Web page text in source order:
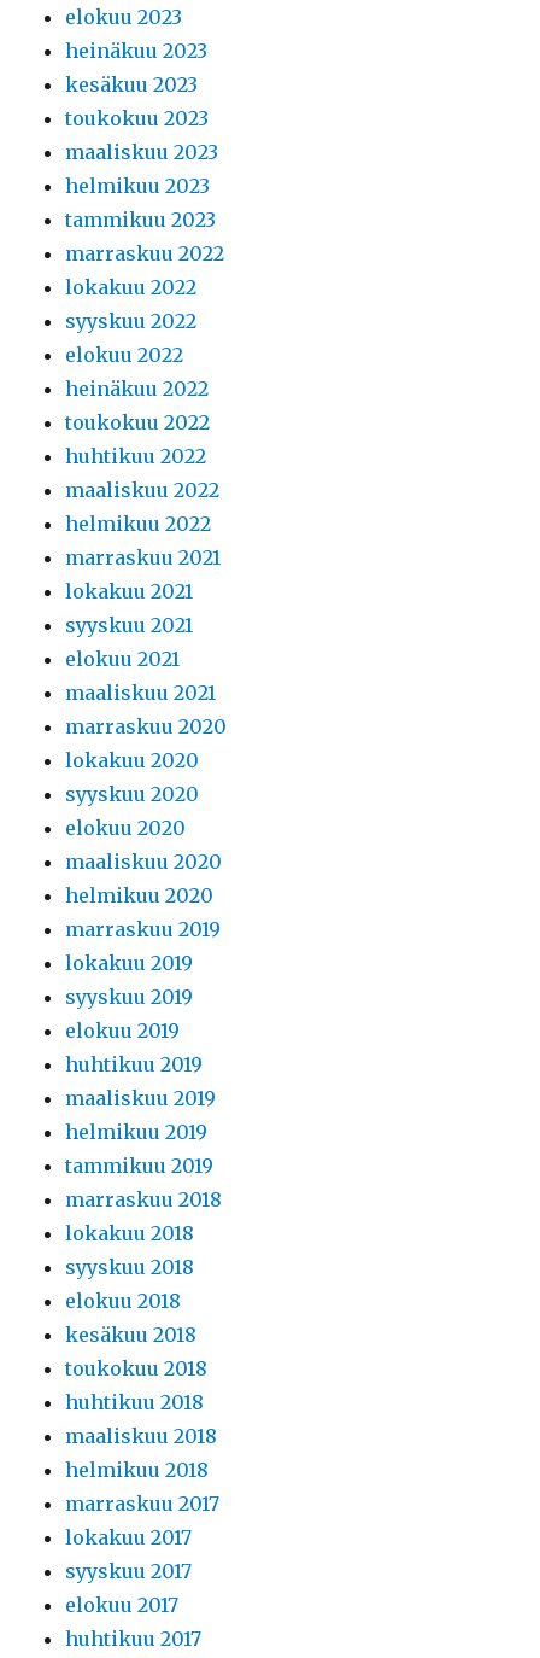
elokuu 2023
heinäkuu 2023
kesäkuu 2023
toukokuu 2023
maaliskuu 2023
helmikuu 2023
tammikuu 2023
marraskuu 2022
lokakuu 2022
syyskuu 2022
elokuu 2022
heinäkuu 2022
toukokuu 2022
huhtikuu 2022
maaliskuu 2022
helmikuu 2022
marraskuu 2021
lokakuu 2021
syyskuu 2021
elokuu 2021
maaliskuu 2021
marraskuu 2020
lokakuu 2020
syyskuu 2020
elokuu 2020
maaliskuu 2020
helmikuu 2020
marraskuu 2019
lokakuu 2019
syyskuu 2019
elokuu 2019
huhtikuu 2019
maaliskuu 2019
helmikuu 2019
tammikuu 2019
marraskuu 2018
lokakuu 2018
syyskuu 2018
elokuu 2018
kesäkuu 2018
toukokuu 2018
huhtikuu 2018
maaliskuu 2018
helmikuu 2018
marraskuu 2017
lokakuu 2017
syyskuu 2017
elokuu 2017
huhtikuu 2017